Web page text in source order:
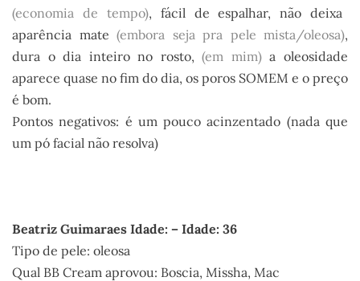
(economia de tempo), fácil de espalhar, não deixa
aparência mate (embora seja pra pele mista/oleosa),
dura o dia inteiro no rosto, (em mim)a oleosidade
aparece quase no fim do dia, os poros SOMEM e o preço
é bom.
Pontos negativos: é um pouco acinzentado (nada que
um pó facial não resolva)
Beatriz Guimaraes Idade: – Idade: 36
Tipo de pele: oleosa
Qual BB Cream aprovou: Boscia, Missha, Mac